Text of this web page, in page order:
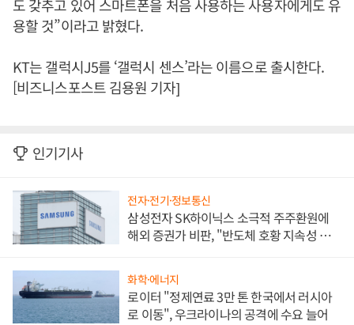
도 갖추고 있어 스마트폰을 처음 사용하는 사용자에게도 유
용할 것”이라고 밝혔다.
KT는 갤럭시J5를 ‘갤럭시 센스’라는 이름으로 출시한다.
[비즈니스포스트 김용원 기자]
인기기사
전자·전기·정보통신
삼성전자 SK하이닉스 소극적 주주환원에
해외 증권가 비판, "반도체 호황 지속성 의
화학·에너지
로이터 "정제연료 3만 톤 한국에서 러시아
로 이동", 우크라이나의 공격에 수요 늘어